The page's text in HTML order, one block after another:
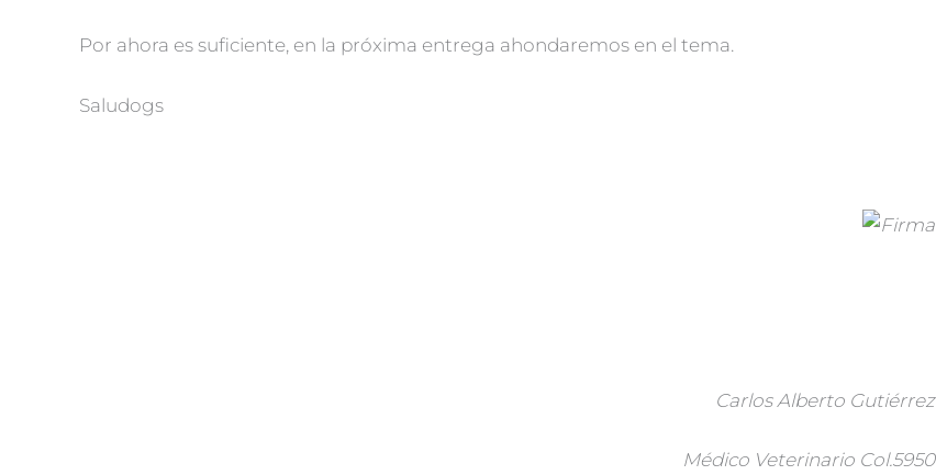
Por ahora es suficiente, en la próxima entrega ahondaremos en el tema.
Saludogs
Carlos Alberto Gutiérrez
Médico Veterinario Col.5950